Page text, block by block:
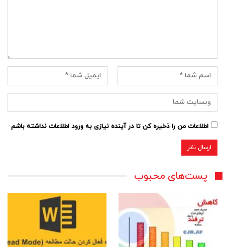
اطلاعات من را ذخیره کن تا در آینده نیازی به ورود اطلاعات نداشته باشم
پست‌های محبوب